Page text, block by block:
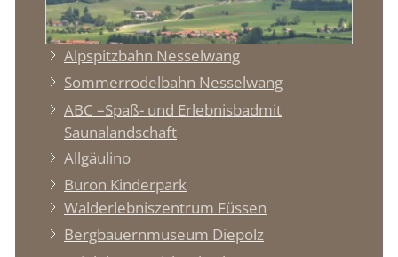
Alpspitzbahn Nesselwang
Sommerrodelbahn Nesselwang
ABC –Spaß- und Erlebnisbadmit
Saunalandschaft
Allgäulino
Buron Kinderpark
Walderlebniszentrum Füssen
Bergbauernmuseum Diepolz